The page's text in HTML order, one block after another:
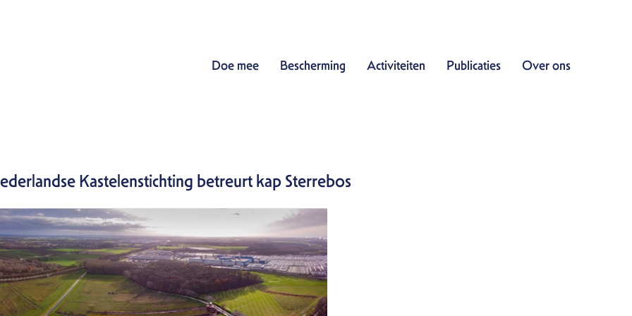
Doe mee Bescherming Activiteiten Publicaties Over ons
Kastelenstichting betreurt kap Sterrebos
Doe mee